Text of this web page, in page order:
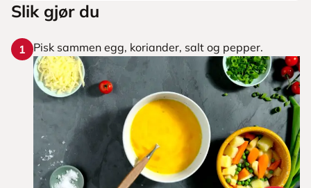
Slik gjør du
1 Pisk sammen egg, koriander, salt og pepper.